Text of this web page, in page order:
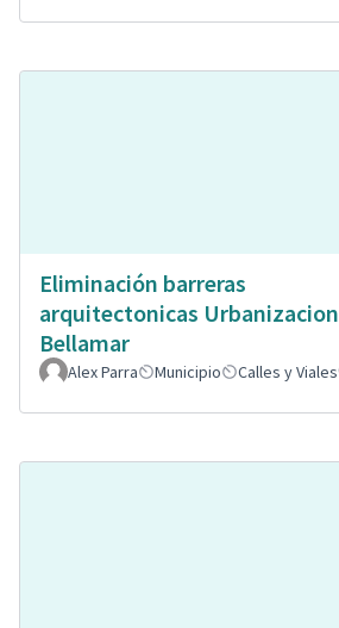
Eliminación barreras
arquitectonicas Urbanizacion
Bellamar
Alex Parra Municipio Calles y Viales